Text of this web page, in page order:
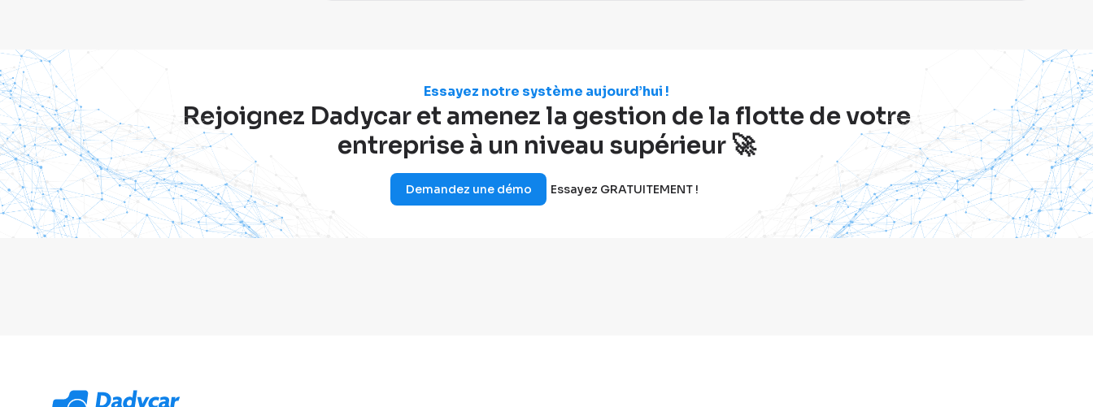
Essayez notre système aujourd’hui !
Rejoignez Dadycar et amenez la gestion de la flotte de votre
entreprise à un niveau supérieur 🚀
Demandez une démo Essayez GRATUITEMENT !